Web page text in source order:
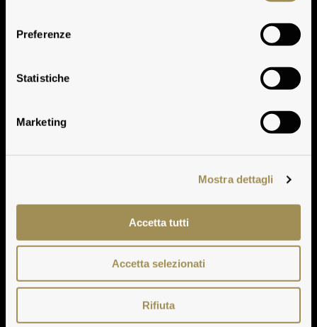
Preferenze
Statistiche
Marketing
Mostra dettagli
Accetta tutti
Accetta selezionati
Rifiuta
The Harvest and the
Extraction Process